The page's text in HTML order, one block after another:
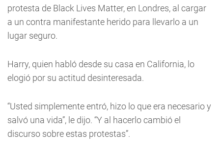
protesta de Black Lives Matter, en Londres, al cargar
a un contra manifestante herido para llevarlo a un
lugar seguro.
Harry, quien habló desde su casa en California, lo
elogió por su actitud desinteresada.
“Usted simplemente entró, hizo lo que era necesario y
salvó una vida”, le dijo. “Y al hacerlo cambió el
discurso sobre estas protestas”.